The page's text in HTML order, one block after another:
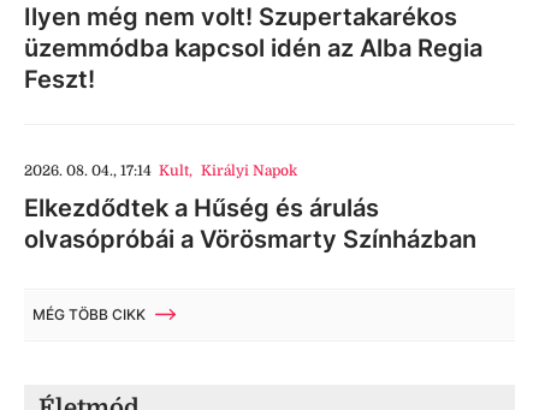
Ilyen még nem volt! Szupertakarékos
üzemmódba kapcsol idén az Alba Regia
Feszt!
2026. 08. 04., 17:14 Kult, Királyi Napok
Elkezdődtek a Hűség és árulás
olvasópróbái a Vörösmarty Színházban
MÉG TÖBB CIKK